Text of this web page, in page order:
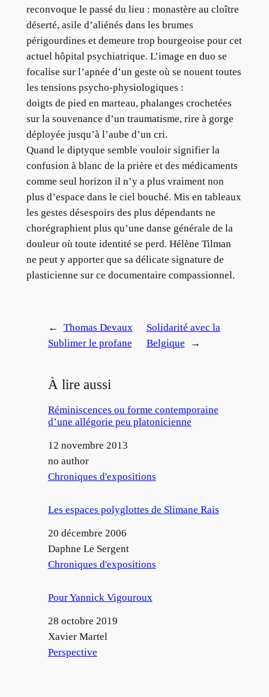
reconvoque le passé du lieu : monastère au cloître
déserté, asile d’aliénés dans les brumes
périgourdines et demeure trop bourgeoise pour cet
actuel hôpital psychiatrique. L’image en duo se
focalise sur l’apnée d’un geste où se nouent toutes
les tensions psycho-physiologiques :
doigts de pied en marteau, phalanges crochetées
sur la souvenance d’un traumatisme, rire à gorge
déployée jusqu’à l’aube d’un cri.
Quand le diptyque semble vouloir signifier la
confusion à blanc de la prière et des médicaments
comme seul horizon il n’y a plus vraiment non
plus d’espace dans le ciel bouché. Mis en tableaux
les gestes désespoirs des plus dépendants ne
chorégraphient plus qu’une danse générale de la
douleur où toute identité se perd. Hélène Tilman
ne peut y apporter que sa délicate signature de
plasticienne sur ce documentaire compassionnel.
←
Thomas Devaux
Sublimer le profane
Solidarité avec la
Belgique
→
À lire aussi
Réminiscences ou forme contemporaine
d’une allégorie peu platonicienne
Date
12 novembre 2013
Auteur
no author
Par rapport à
Chroniques d'expositions
Les espaces polyglottes de Slimane Rais
Date
20 décembre 2006
Auteur
Daphne Le Sergent
Par rapport à
Chroniques d'expositions
Pour Yannick Vigouroux
Date
28 octobre 2019
Auteur
Xavier Martel
Par rapport à
Perspective